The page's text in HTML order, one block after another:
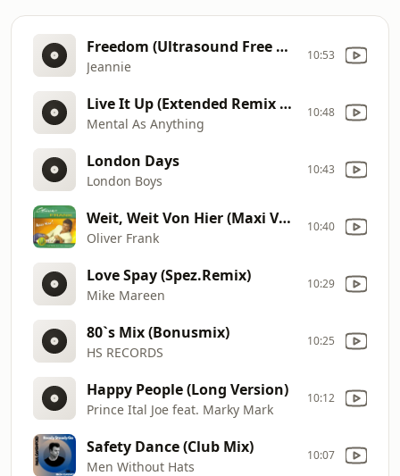
Freedom (Ultrasound Free Mix)
Jeannie
10:53
Live It Up (Extended Remix 1984)
Mental As Anything
10:48
London Days
London Boys
10:43
Weit, Weit Von Hier (Maxi Version)
Oliver Frank
10:40
Love Spay (Spez.Remix)
Mike Mareen
10:29
80`s Mix (Bonusmix)
HS RECORDS
10:25
Happy People (Long Version)
Prince Ital Joe feat. Marky Mark
10:12
Safety Dance (Club Mix)
Men Without Hats
10:07